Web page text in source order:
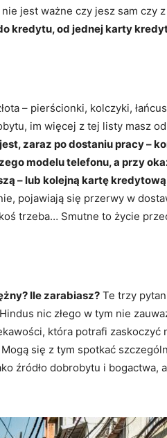
jest ważne czy jesz sam czy
kredytu, od jednej karty
– pierścionki, kolczyki,
im więcej z tej listy masz
zaraz po dostaniu pracy –
modelu telefonu, a przy
– lub kolejną kartę
pojawiają się przerwy w
trzeba… Smutne to życie
Ile zarabiasz? Te trzy
nic złego w tym nie
która potrafi zaskoczyć
się z tym spotkać
źródło dobrobytu i bogactwa,